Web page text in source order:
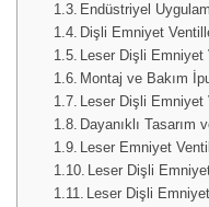
Endüstriyel
Dişli Emniyet
Leser Dişli
Montaj ve Bakım
Leser Dişli
Dayanıklı Tasarım
Leser Emniyet
Leser Dişli
Leser Dişli